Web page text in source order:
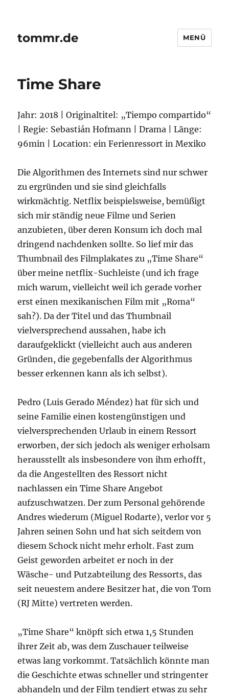
tommr.de MENÜ
Time Share
Jahr: 2018 | Originaltitel: „Tiempo compartido“
| Regie: Sebastián Hofmann | Drama | Länge:
96min | Location: ein Ferienressort in Mexiko
Die Algorithmen des Internets sind nur schwer
zu ergründen und sie sind gleichfalls
wirkmächtig. Netflix beispielsweise, bemüßigt
sich mir ständig neue Filme und Serien
anzubieten, über deren Konsum ich doch mal
dringend nachdenken sollte. So lief mir das
Thumbnail des Filmplakates zu „Time Share“
über meine netflix-Suchleiste (und ich frage
mich warum, vielleicht weil ich gerade vorher
erst einen mexikanischen Film mit „Roma“
sah?). Da der Titel und das Thumbnail
vielversprechend aussahen, habe ich
daraufgeklickt (vielleicht auch aus anderen
Gründen, die gegebenfalls der Algorithmus
besser erkennen kann als ich selbst).
Pedro (Luis Gerado Méndez) hat für sich und
seine Familie einen kostengünstigen und
vielversprechenden Urlaub in einem Ressort
erworben, der sich jedoch als weniger erholsam
herausstellt als insbesondere von ihm erhofft,
da die Angestellten des Ressort nicht
nachlassen ein Time Share Angebot
aufzuschwatzen. Der zum Personal gehörende
Andres wiederum (Miguel Rodarte), verlor vor 5
Jahren seinen Sohn und hat sich seitdem von
diesem Schock nicht mehr erholt. Fast zum
Geist geworden arbeitet er noch in der
Wäsche- und Putzabteilung des Ressorts, das
seit neuestem andere Besitzer hat, die von Tom
(RJ Mitte) vertreten werden.
„Time Share“ knöpft sich etwa 1,5 Stunden
ihrer Zeit ab, was dem Zuschauer teilweise
etwas lang vorkommt. Tatsächlich könnte man
die Geschichte etwas schneller und stringenter
abhandeln und der Film tendiert etwas zu sehr